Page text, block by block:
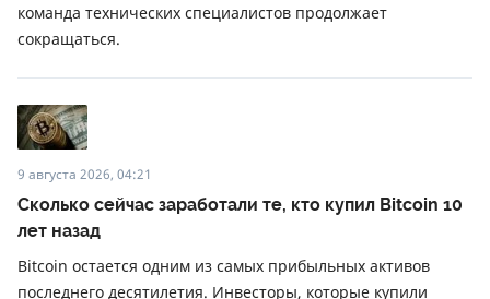
команда технических специалистов продолжает
сокращаться.
9 августа 2026, 04:21
Сколько сейчас заработали те, кто купил Bitcoin 10
лет назад
Bitcoin остается одним из самых прибыльных активов
последнего десятилетия. Инвесторы, которые купили